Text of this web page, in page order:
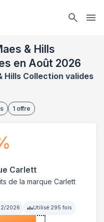
& Hills
en Août 2026
Hills Collection valides
1 offre
Carlett
de la marque Carlett
2026 Utilisé 295 fois